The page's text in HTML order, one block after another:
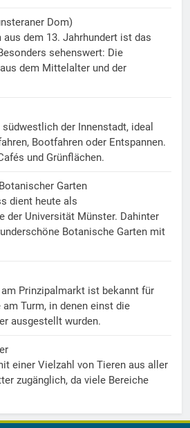
Dom)
aus dem 13. Jahrhundert ist das
sehenswert: Die
dem Mittelalter und der
der Innenstadt, ideal
Bootfahren oder Entspannen.
und Grünflächen.
Garten
dient heute als
der Universität Münster. Dahinter
Botanische Garten mit
Prinzipalmarkt ist bekannt für
Turm, in denen einst die
ausgestellt wurden.
einer Vielzahl von Tieren aus aller
zugänglich, da viele Bereiche